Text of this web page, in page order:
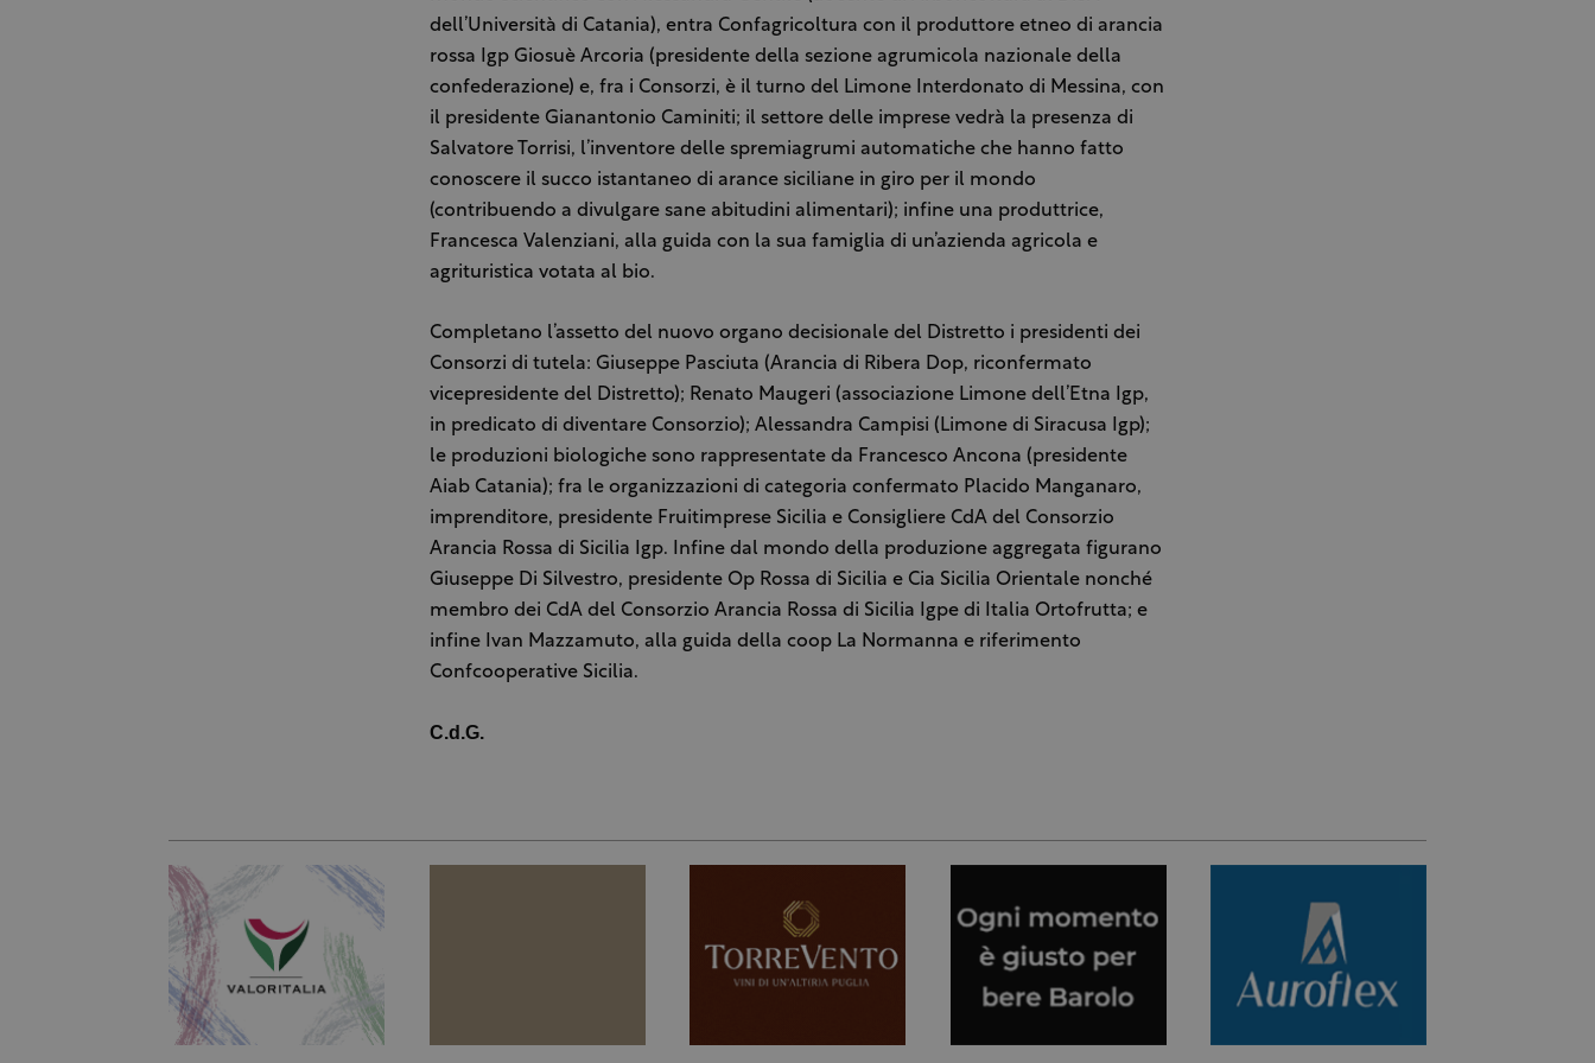
dell’Università di Catania), entra Confagricoltura con il produttore etneo di arancia
rossa Igp Giosuè Arcoria (presidente della sezione agrumicola nazionale della
confederazione) e, fra i Consorzi, è il turno del Limone Interdonato di Messina, con
il presidente Gianantonio Caminiti; il settore delle imprese vedrà la presenza di
Salvatore Torrisi, l’inventore delle spremiagrumi automatiche che hanno fatto
conoscere il succo istantaneo di arance siciliane in giro per il mondo
(contribuendo a divulgare sane abitudini alimentari); infine una produttrice,
Francesca Valenziani, alla guida con la sua famiglia di un’azienda agricola e
agrituristica votata al bio.
Completano l’assetto del nuovo organo decisionale del Distretto i presidenti dei
Consorzi di tutela: Giuseppe Pasciuta (Arancia di Ribera Dop, riconfermato
vicepresidente del Distretto); Renato Maugeri (associazione Limone dell’Etna Igp,
in predicato di diventare Consorzio); Alessandra Campisi (Limone di Siracusa Igp);
le produzioni biologiche sono rappresentate da Francesco Ancona (presidente
Aiab Catania); fra le organizzazioni di categoria confermato Placido Manganaro,
imprenditore, presidente Fruitimprese Sicilia e Consigliere CdA del Consorzio
Arancia Rossa di Sicilia Igp. Infine dal mondo della produzione aggregata figurano
Giuseppe Di Silvestro, presidente Op Rossa di Sicilia e Cia Sicilia Orientale nonché
membro dei CdA del Consorzio Arancia Rossa di Sicilia Igpe di Italia Ortofrutta; e
infine Ivan Mazzamuto, alla guida della coop La Normanna e riferimento
Confcooperative Sicilia.
C.d.G.